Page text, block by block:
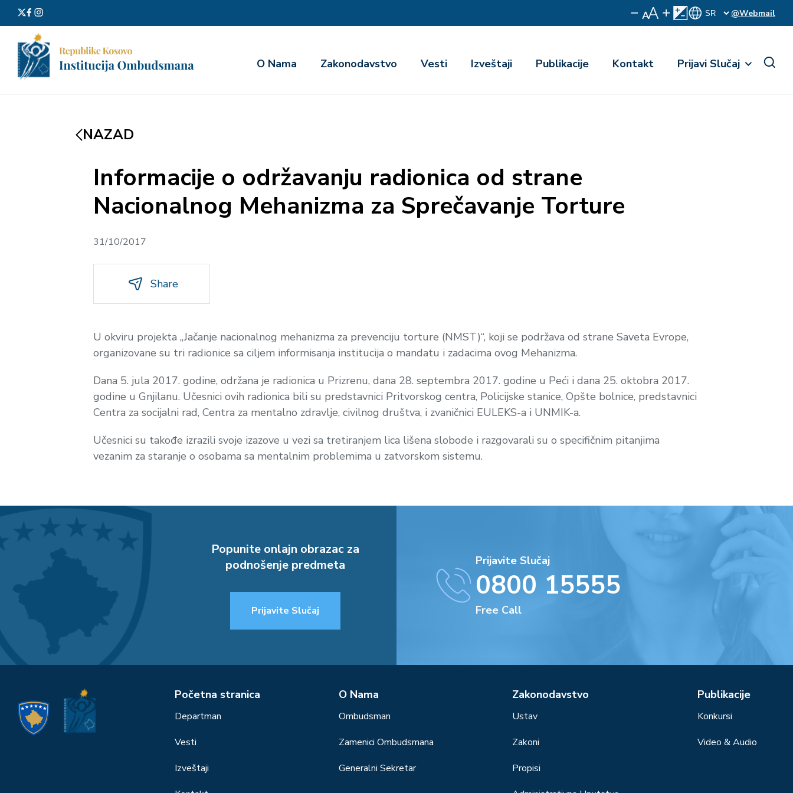
@Webmail
О Nama Zakonodavstvo Vesti Izveštaji Publikacije Kontakt Prijavi Slučaj
NAZAD
Informacije o održavanju radionica od strane
Nacionalnog Mehanizma za Sprečavanje Torture
31/10/2017
Share
U okviru projekta „Jačanje nacionalnog mehanizma za prevenciju torture (NMST)“, koji se podržava od strane Saveta Evrope,
organizovane su tri radionice sa ciljem informisanja institucija o mandatu i zadacima ovog Mehanizma.
Dana 5. jula 2017. godine, održana je radionica u Prizrenu, dana 28. septembra 2017. godine u Peći i dana 25. oktobra 2017.
godine u Gnjilanu. Učesnici ovih radionica bili su predstavnici Pritvorskog centra, Policijske stanice, Opšte bolnice, predstavnici
Centra za socijalni rad, Centra za mentalno zdravlje, civilnog društva, i zvaničnici EULEKS-a i UNMIK-a.
Učesnici su takođe izrazili svoje izazove u vezi sa tretiranjem lica lišena slobode i razgovarali su o specifičnim pitanjima
vezanim za staranje o osobama sa mentalnim problemima u zatvorskom sistemu.
Popunite onlajn obrazac za
podnošenje predmeta
Prijavite Slučaj
Prijavite Slučaj
0800 15555
Free Call
Početna stranica
Departman
Vesti
Izveštaji
О Nama
Ombudsman
Zamenici Ombudsmana
Generalni Sekretar
Zakonodavstvo
Ustav
Zakoni
Propisi
Publikacije
Konkursi
Video & Audio